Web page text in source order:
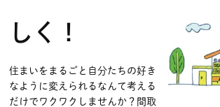
しく！
住まいをまるごと自分たちの好き
なように変えられるなんて考える
だけでワクワクしませんか？間取